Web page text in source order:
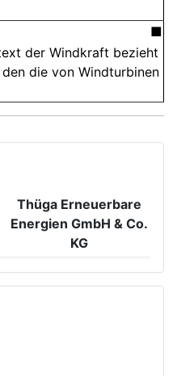
■
der Windkraft bezieht
die von Windturbinen
Thüga Erneuerbare
Energien GmbH & Co.
KG